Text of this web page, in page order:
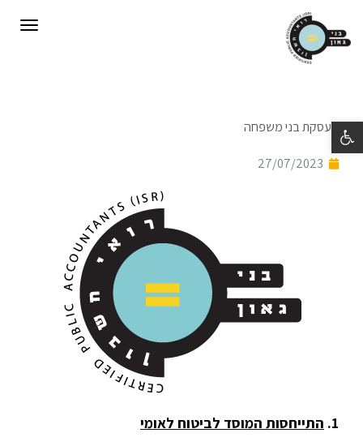
פתח סרגל נגישותהעסקת בני משפחה
27/07/2023
1. התייחסות המוסד לביטוח לאומי